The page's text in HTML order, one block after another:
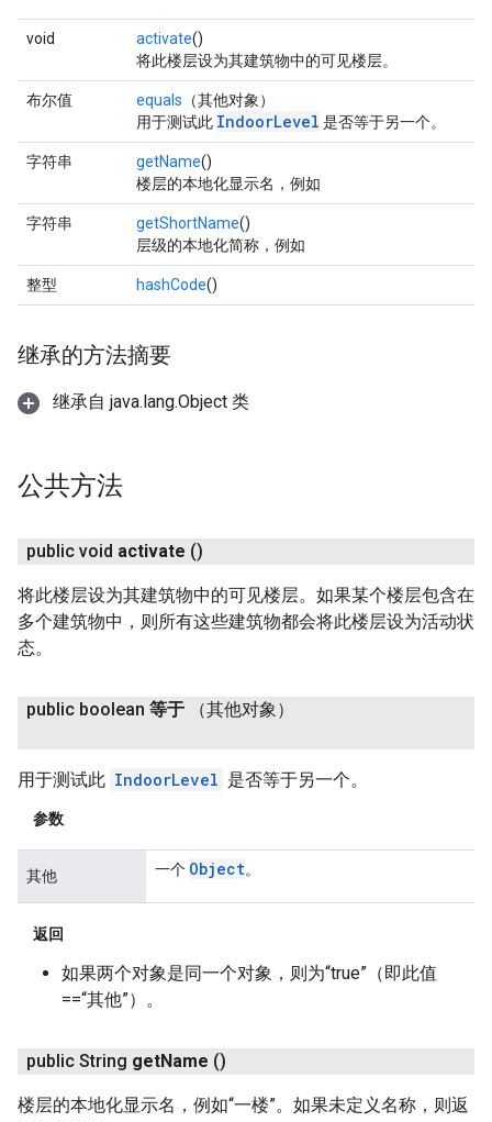
void activate()
将此楼层设为其建筑物中的可见楼层。
布尔值 equals （其他对象）
用于测试此 IndoorLevel 是否等于另一个。
字符串 getName()
楼层的本地化显示名，例如
字符串 getShortName()
层级的本地化简称，例如
整型 hashCode()
继承的方法摘要
继承自 java.lang.Object 类
公共方法
public void activate ()
将此楼层设为其建筑物中的可见楼层。如果某个楼层包含在
多个建筑物中，则所有这些建筑物都会将此楼层设为活动状
态。
public boolean 等于 （其他对象）
用于测试此 IndoorLevel 是否等于另一个。
参数
其他 一个 Object。
返回
如果两个对象是同一个对象，则为“true”（即此值
==“其他”）。
public String getName ()
楼层的本地化显示名，例如“一楼”。如果未定义名称，则返